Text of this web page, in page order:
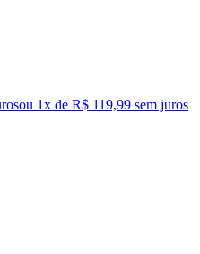
ou 1x de R$ 119,99 sem juros